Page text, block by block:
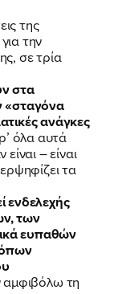
της
την
σε τρία
στα
«σταγόνα
ανάγκες
όλα αυτά
– είναι
τα
ενδελεχής
των
ευπαθών
αμφιβόλω τη